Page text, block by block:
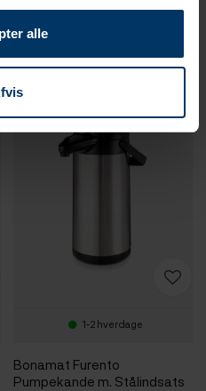
alle
159,95 DKK
1-2 hverdage
Bonamat Furento
Pumpekande m. Stålindsats